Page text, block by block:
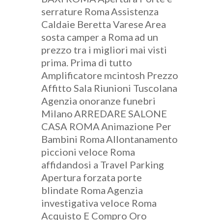
serrature RomaAssistenza
Caldaie Beretta VareseArea
sosta camper a Roma ad un
prezzo tra i migliori mai visti
prima. Prima di tutto
Amplificatore mcintosh Prezzo
Affitto Sala Riunioni Tuscolana
Agenzia onoranze funebri
MilanoARREDARE SALONE
CASA ROMAAnimazione Per
Bambini RomaAllontanamento
piccioni veloce Roma
affidandosi a Travel Parking
Apertura forzata porte
blindate RomaAgenzia
investigativa veloce Roma
Acquisto E Compro Oro